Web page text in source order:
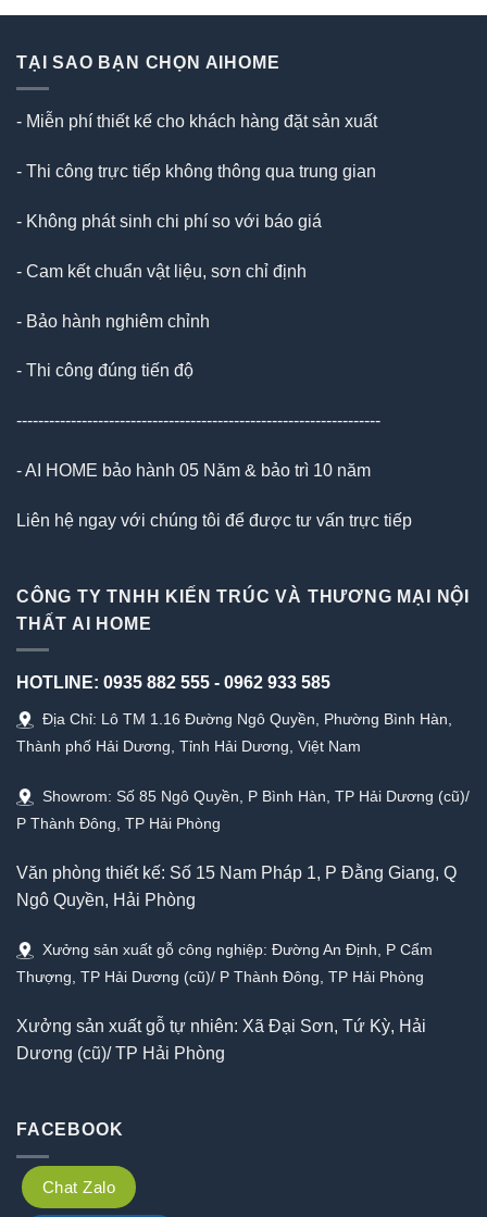
TẠI SAO BẠN CHỌN AIHOME
- Miễn phí thiết kế cho khách hàng đặt sản xuất
- Thi công trực tiếp không thông qua trung gian
- Không phát sinh chi phí so với báo giá
- Cam kết chuẩn vật liệu, sơn chỉ định
- Bảo hành nghiêm chỉnh
- Thi công đúng tiến độ
-------------------------------------------------------------------
- AI HOME bảo hành 05 Năm & bảo trì 10 năm
Liên hệ ngay với chúng tôi để được tư vấn trực tiếp
CÔNG TY TNHH KIẾN TRÚC VÀ THƯƠNG MẠI NỘI
THẤT AI HOME
HOTLINE: 0935 882 555 - 0962 933 585
Địa Chỉ: Lô TM 1.16 Đường Ngô Quyền, Phường Bình Hàn,
Thành phố Hải Dương, Tỉnh Hải Dương, Việt Nam
Showrom: Số 85 Ngô Quyền, P Bình Hàn, TP Hải Dương (cũ)/
P Thành Đông, TP Hải Phòng
Văn phòng thiết kế: Số 15 Nam Pháp 1, P Đằng Giang, Q
Ngô Quyền, Hải Phòng
Xưởng sản xuất gỗ công nghiệp: Đường An Định, P Cẩm
Thượng, TP Hải Dương (cũ)/ P Thành Đông, TP Hải Phòng
Xưởng sản xuất gỗ tự nhiên: Xã Đại Sơn, Tứ Kỳ, Hải
Dương (cũ)/ TP Hải Phòng
FACEBOOK
Chat Zalo